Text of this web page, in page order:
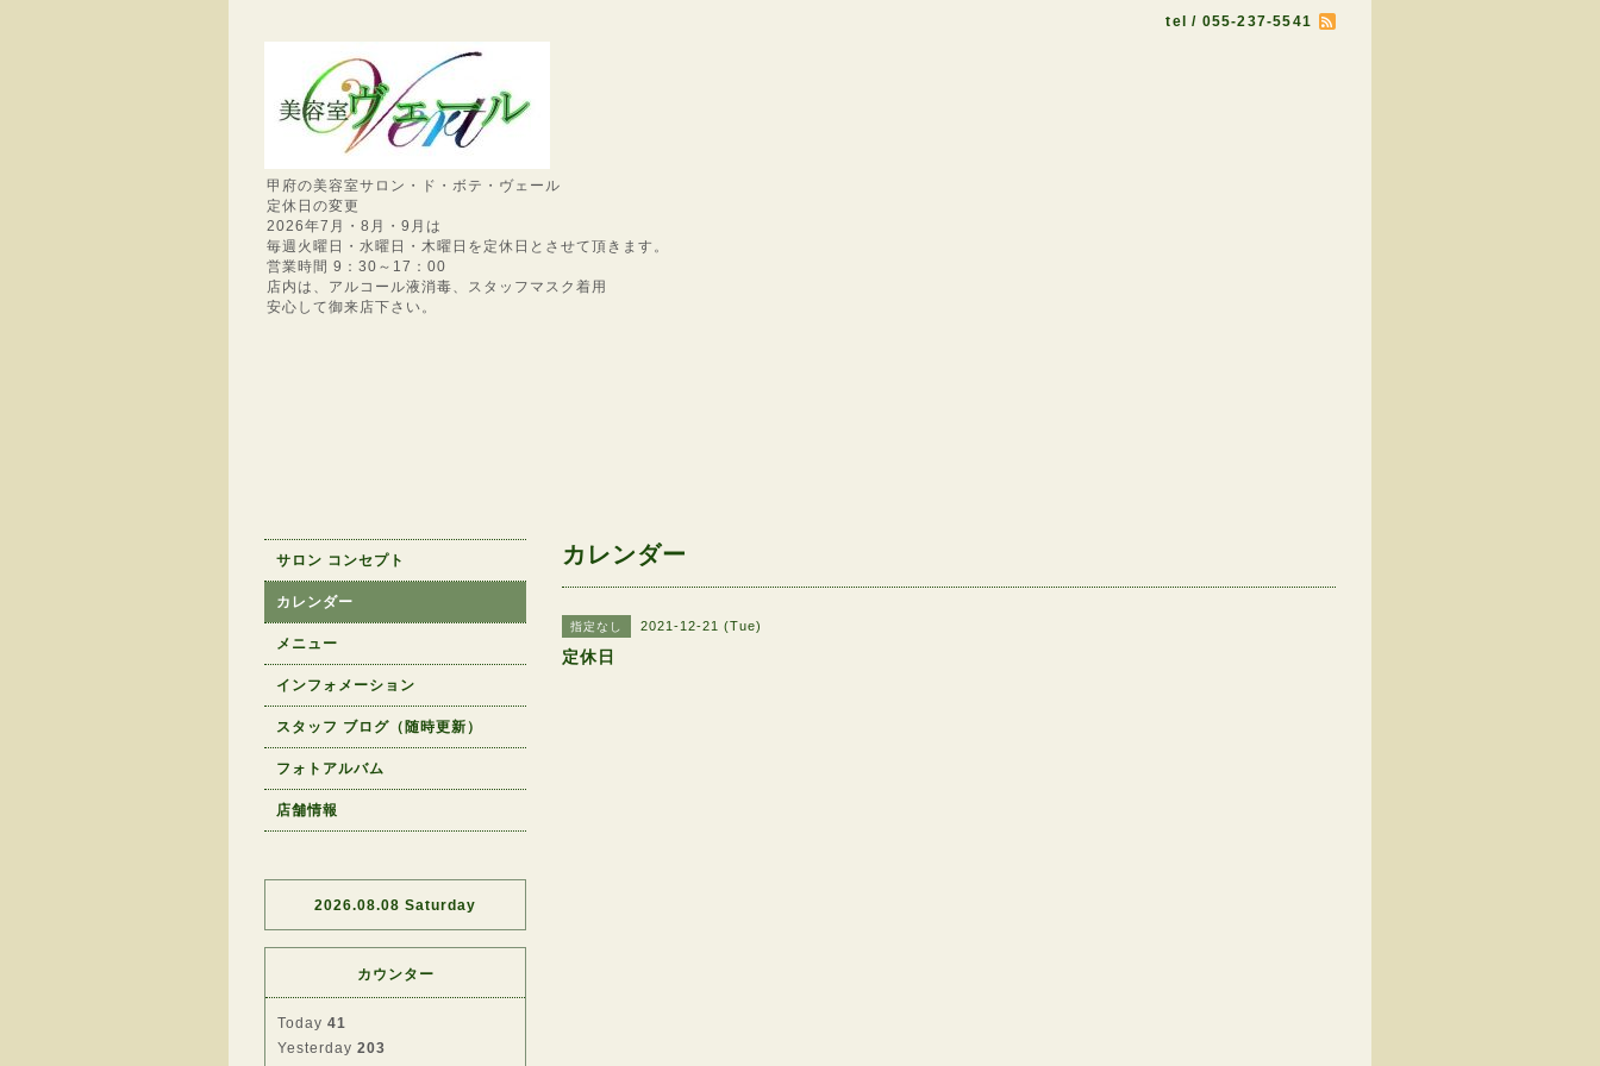
tel / 055-237-5541
甲府の美容室サロン・ド・ボテ・ヴェール
定休日の変更
2026年7月・8月・9月は
毎週火曜日・水曜日・木曜日を定休日とさせて頂きます。
営業時間 9：30～17：00
店内は、アルコール液消毒、スタッフマスク着用
安心して御来店下さい。
カレンダー
指定なし 2021-12-21 (Tue)
定休日
サロン コンセプト
カレンダー
メニュー
インフォメーション
スタッフ ブログ（随時更新）
フォトアルバム
店舗情報
2026.08.08 Saturday
カウンター
Today 41
Yesterday 203